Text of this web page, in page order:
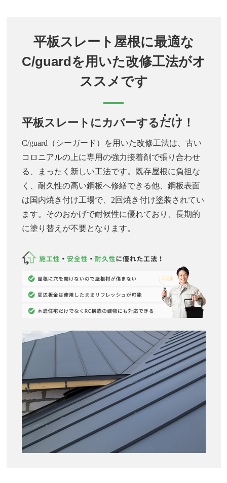
平板スレート屋根に最適な
C/guardを用いた改修工法がオ
ススメです
平板スレートにカバーするだけ ！
C/guard（シーガード）を用いた改修工法は、古い
コロニアルの上に専用の強力接着剤で張り合わせ
る、まったく新しい工法です。既存屋根に負担な
く、耐久性の高い鋼板へ修繕できる他、鋼板表面
は国内焼き付け工場で、2回焼き付け塗装されてい
ます。そのおかげで耐候性に優れており、長期的
に塗り替えが不要となります。